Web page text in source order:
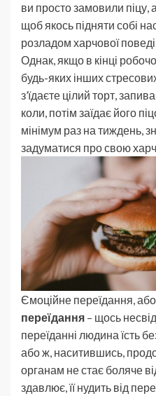
ви просто замовили піцу,
щоб якось підняти собі
розладом харчової
Однак, якщо в кінці
будь-яких інших
з’їдаєте цілий торт,
коли, потім заїдає його
мінімум раз на тиждень,
задуматися про свою
Ємоційне переїдання,
переїдання – щось
переїданні людина їсть
або ж, наситившись,
органам не стає боляче від
здавлює, її нудить від